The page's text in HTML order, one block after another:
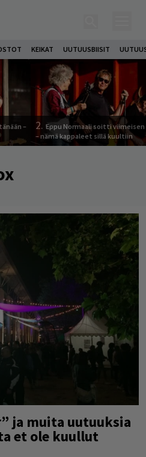
KEIKAT UUTUUSBIISIT
–
2. Eppu Normaali soitti viimeisen
– nämä kappaleet sillä kuultiin
ja muita uutuuksia
et ole kuullut